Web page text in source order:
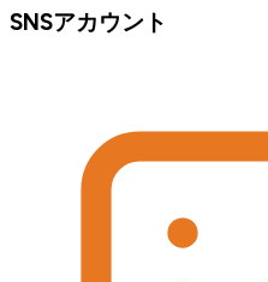
SNSアカウント